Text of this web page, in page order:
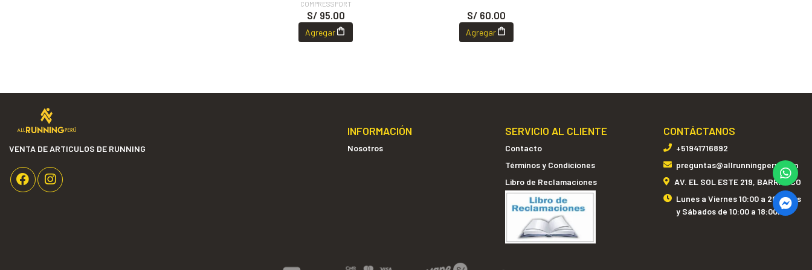
COMPRESSPORT
S/ 95.00
Agregar
S/ 60.00
Agregar
VENTA DE ARTICULOS DE RUNNING
INFORMACIÓN
Nosotros
SERVICIO AL CLIENTE
Contacto
Términos y Condiciones
Libro de Reclamaciones
CONTÁCTANOS
+51941716892
preguntas@allrunningperu.com
AV. EL SOL ESTE 219, BARRANCO
Lunes a Viernes 10:00 a 20:00hrs
y Sábados de 10:00 a 18:00hrs